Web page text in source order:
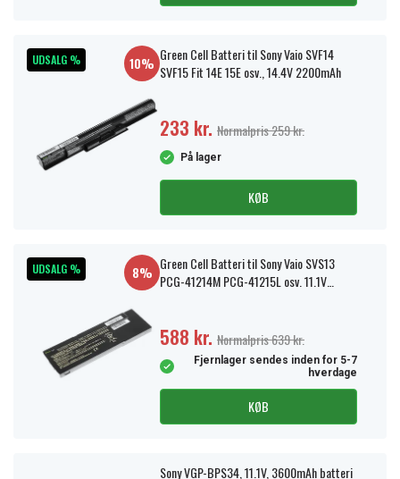
UDSALG % 10% Green Cell Batteri til Sony Vaio SVF14
SVF15 Fit 14E 15E osv., 14.4V 2200mAh
233 kr. Normalpris 259 kr.
På lager
KØB
UDSALG % 8% Green Cell Batteri til Sony Vaio SVS13
PCG-41214M PCG-41215L osv. 11.1V
588 kr. Normalpris 639 kr.
Fjernlager sendes inden for 5-7
hverdage
KØB
Sony VGP-BPS34, 11.1V, 3600mAh batteri